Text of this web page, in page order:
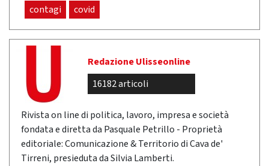
contagi covid
Redazione Ulisseonline
16182 articoli
Rivista on line di politica, lavoro, impresa e società
fondata e diretta da Pasquale Petrillo - Proprietà
editoriale: Comunicazione & Territorio di Cava de'
Tirreni, presieduta da Silvia Lamberti.